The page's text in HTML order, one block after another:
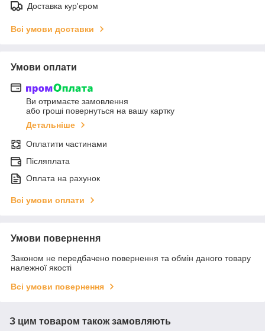
Доставка кур'єром
Всі умови доставки
Умови оплати
Ви отримаєте замовлення
або гроші повернуться на вашу картку
Детальніше
Оплатити частинами
Післяплата
Оплата на рахунок
Всі умови оплати
Умови повернення
Законом не передбачено повернення та обмін даного товару
належної якості
Всі умови повернення
З цим товаром також замовляють